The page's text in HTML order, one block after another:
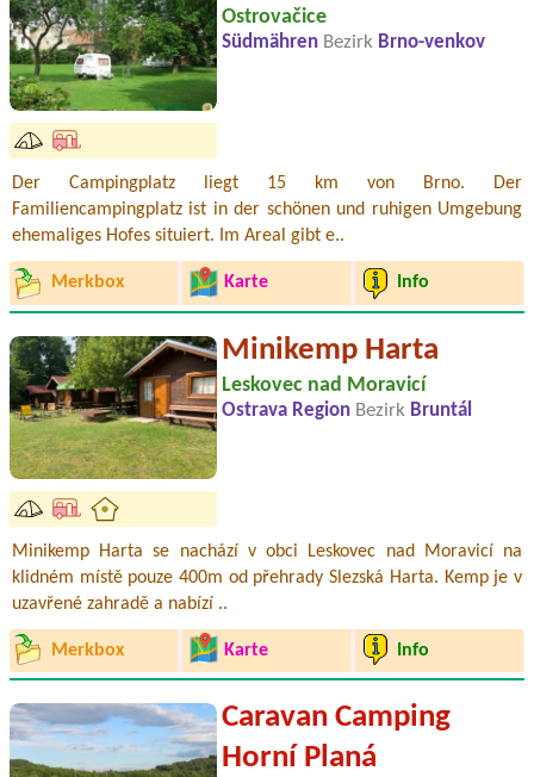
Ostrovačice
Südmähren Bezirk Brno-venkov
Der Campingplatz liegt 15 km von Brno. Der
Familiencampingplatz ist in der schönen und ruhigen Umgebung
ehemaliges Hofes situiert. Im Areal gibt e..
Merkbox Karte Info
Minikemp Harta
Leskovec nad Moravicí
Ostrava Region Bezirk Bruntál
Minikemp Harta se nachází v obci Leskovec nad Moravicí na
klidném místě pouze 400m od přehrady Slezská Harta. Kemp je v
uzavřené zahradě a nabízí ..
Merkbox Karte Info
Caravan Camping
Horní Planá